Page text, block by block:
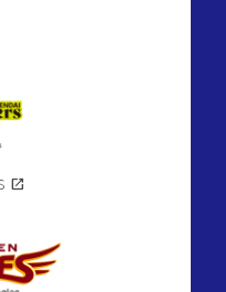
open_in_new